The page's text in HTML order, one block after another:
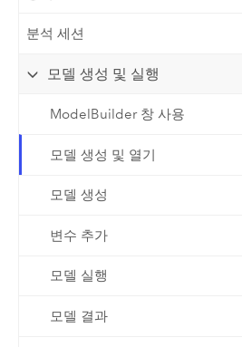
분석 세션
모델 생성 및 실행
ModelBuilder 창 사용
모델 생성 및 열기
모델 생성
변수 추가
모델 실행
모델 결과